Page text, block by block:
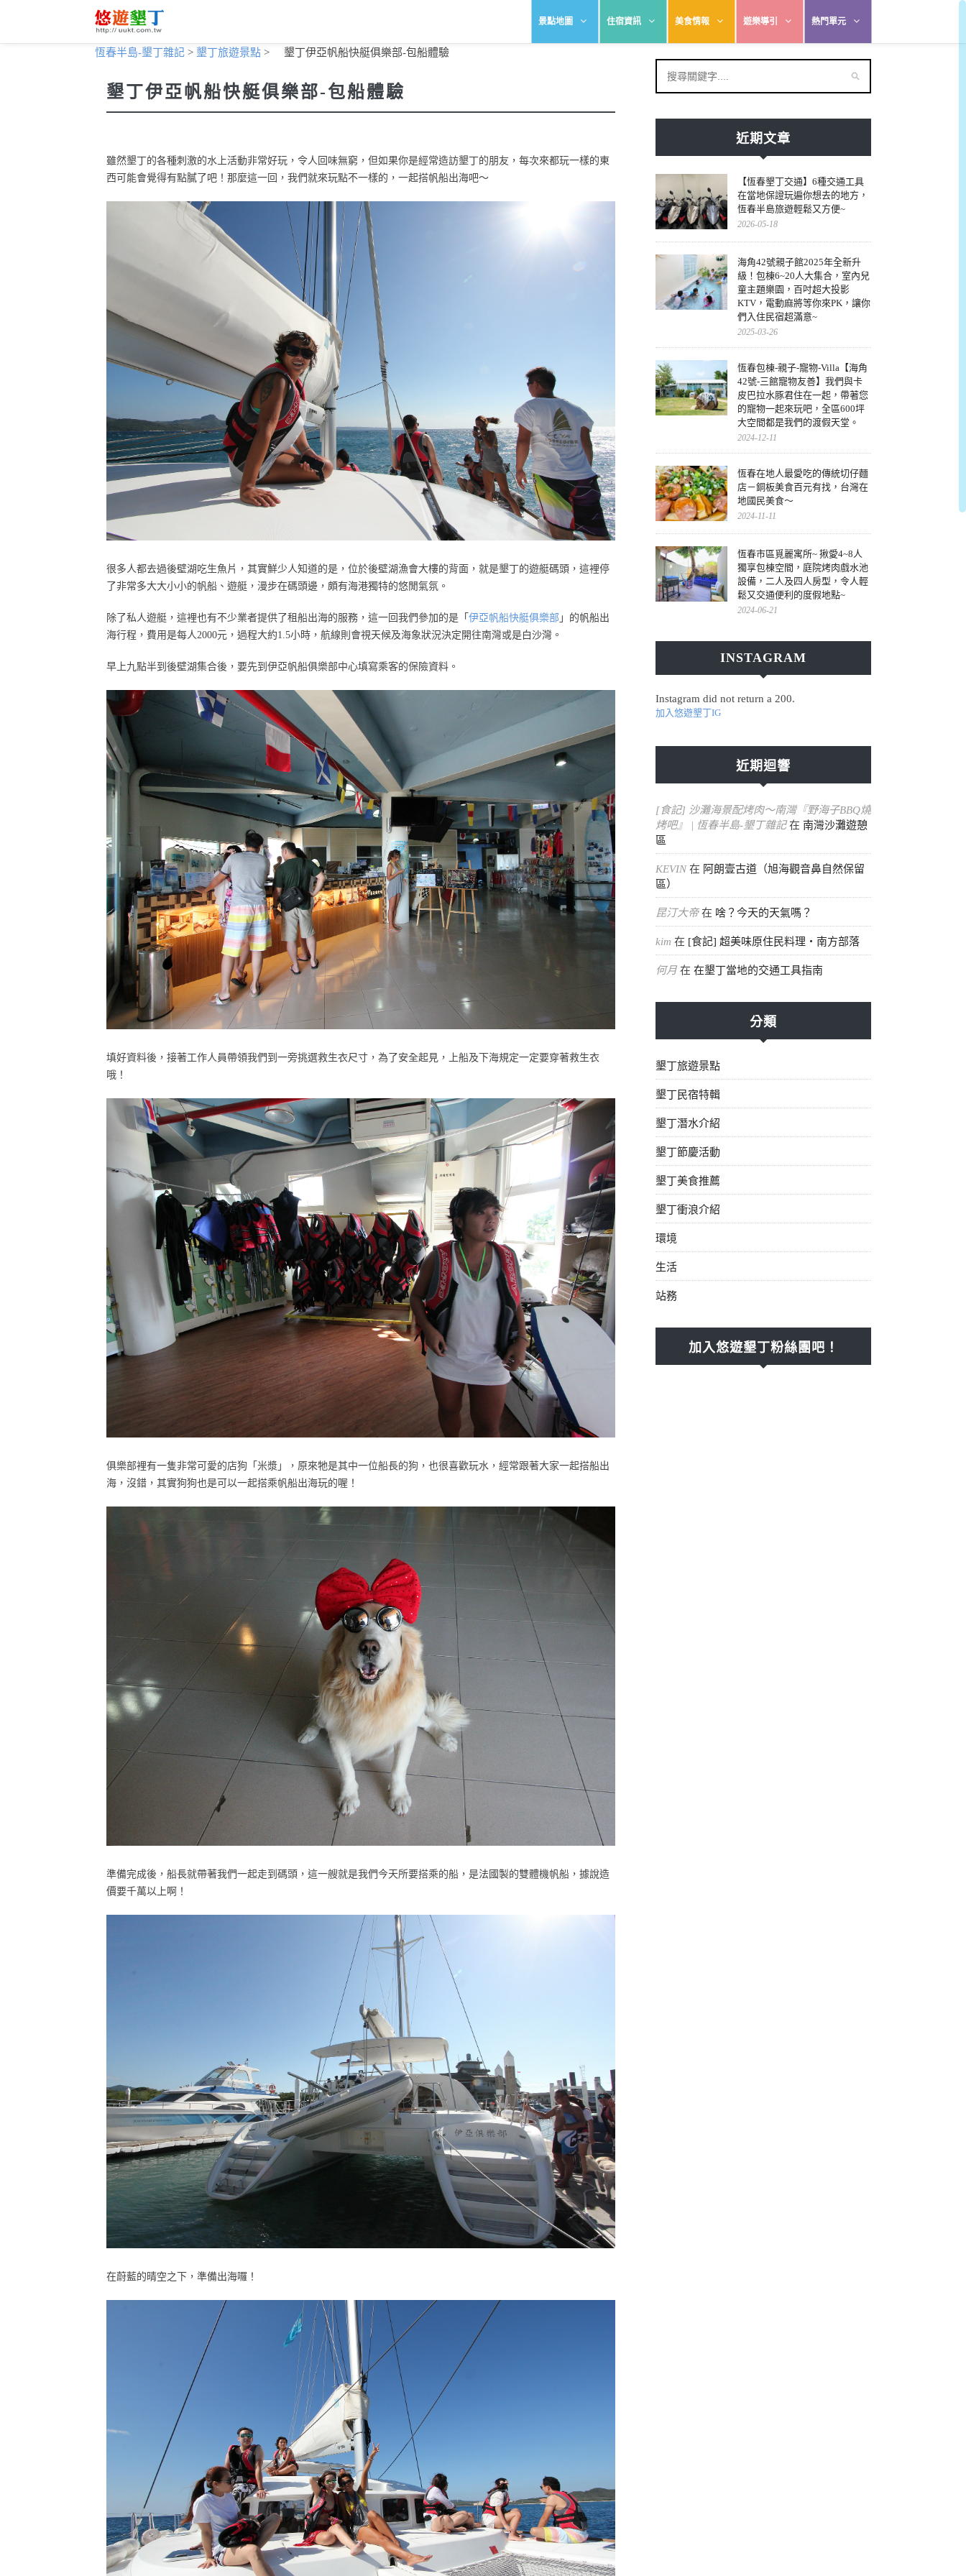
景點地圖 住宿資訊 美食情報 遊樂導引 熱門單元
恆春半島-墾丁雜記 > 墾丁旅遊景點 > 墾丁伊亞帆船快艇俱樂部-包船體驗
墾丁伊亞帆船快艇俱樂部-包船體驗
雖然墾丁的各種刺激的水上活動非常好玩，令人回味無窮，但如果你是經常造訪墾丁的朋友，每次來都玩一樣的東
西可能會覺得有點膩了吧！那麼這一回，我們就來玩點不一樣的，一起搭帆船出海吧～
很多人都去過後壁湖吃生魚片，其實鮮少人知道的是，位於後壁湖漁會大樓的背面，就是墾丁的遊艇碼頭，這裡停
了非常多大大小小的帆船、遊艇，漫步在碼頭邊，頗有海港獨特的悠閒氣氛。
除了私人遊艇，這裡也有不少業者提供了租船出海的服務，這一回我們參加的是「 伊亞帆船快艇俱樂部 」的帆船出
海行程，費用是每人2000元，過程大約1.5小時，航線則會視天候及海象狀況決定開往南灣或是白沙灣。
早上九點半到後壁湖集合後，要先到伊亞帆船俱樂部中心填寫乘客的保險資料。
填好資料後，接著工作人員帶領我們到一旁挑選救生衣尺寸，為了安全起見，上船及下海規定一定要穿著救生衣
哦！
俱樂部裡有一隻非常可愛的店狗「米漿」，原來牠是其中一位船長的狗，也很喜歡玩水，經常跟著大家一起搭船出
海，沒錯，其實狗狗也是可以一起搭乘帆船出海玩的喔！
準備完成後，船長就帶著我們一起走到碼頭，這一艘就是我們今天所要搭乘的船，是法國製的雙體機帆船，據說造
價要千萬以上啊！
在蔚藍的晴空之下，準備出海囉！
近期文章
【恆春墾丁交通】6種交通工具
在當地保證玩遍你想去的地方，
恆春半島旅遊輕鬆又方便~
2026-05-18
海角42號親子館2025年全新升
級！包棟6~20人大集合，室內兒
童主題樂園，百吋超大投影
KTV，電動麻將等你來PK，讓你
們入住民宿超滿意~
2025-03-26
恆春包棟-親子-寵物-Villa【海角
42號-三館寵物友善】我們與卡
皮巴拉水豚君住在一起，帶著您
的寵物一起來玩吧，全區600坪
大空間都是我們的渡假天堂。
2024-12-11
恆春在地人最愛吃的傳統切仔麵
店－銅板美食百元有找，台灣在
地國民美食～
2024-11-11
恆春市區覓麗寓所~ 揪愛4~8人
獨享包棟空間，庭院烤肉戲水池
設備，二人及四人房型，令人輕
鬆又交通便利的度假地點~
2024-06-21
INSTAGRAM
Instagram did not return a 200.
加入悠遊墾丁IG
近期迴響
[食記] 沙灘海景配烤肉～南灣『野海子BBQ燒
烤吧』 | 恆春半島-墾丁雜記在 南灣沙灘遊憩
區
KEVIN在 阿朗壹古道（旭海觀音鼻自然保留
區）
昆汀大帝在 啥？今天的天氣嗎？
kim 在 [食記] 超美味原住民料理・南方部落
何月 在 在墾丁當地的交通工具指南
分類
墾丁旅遊景點
墾丁民宿特輯
墾丁潛水介紹
墾丁節慶活動
墾丁美食推薦
墾丁衝浪介紹
環境
生活
站務
加入悠遊墾丁粉絲團吧！